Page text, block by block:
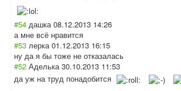
#54 дашка 08.12.2013 14:26
а мне всё нравится
#53 лерка 01.12.2013 16:15
ну да я бы тоже не отказалась
#52 Аделька 30.10.2013 11:53
да уж на труд понадобится